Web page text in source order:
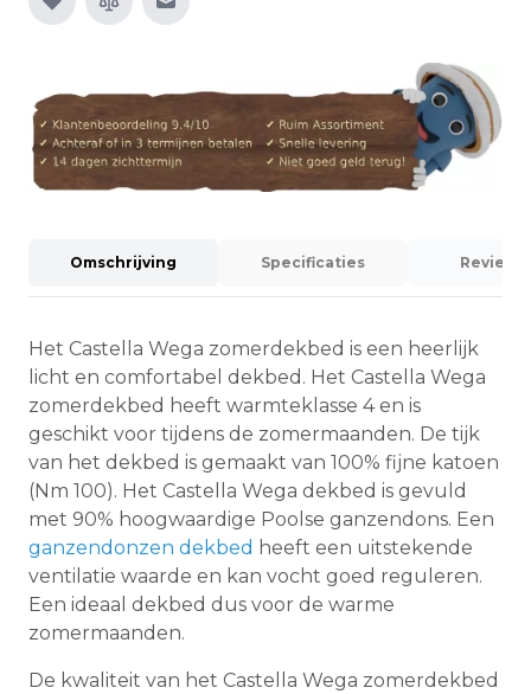
E-mail naar een vriend
Omschrijving Specificaties Reviews
Het Castella Wega zomerdekbed is een heerlijk
licht en comfortabel dekbed. Het Castella Wega
zomerdekbed heeft warmteklasse 4 en is
geschikt voor tijdens de zomermaanden. De tijk
van het dekbed is gemaakt van 100% fijne katoen
(Nm 100). Het Castella Wega dekbed is gevuld
met 90% hoogwaardige Poolse ganzendons. Een
ganzendonzen dekbed heeft een uitstekende
ventilatie waarde en kan vocht goed reguleren.
Een ideaal dekbed dus voor de warme
zomermaanden.
De kwaliteit van het Castella Wega zomerdekbed